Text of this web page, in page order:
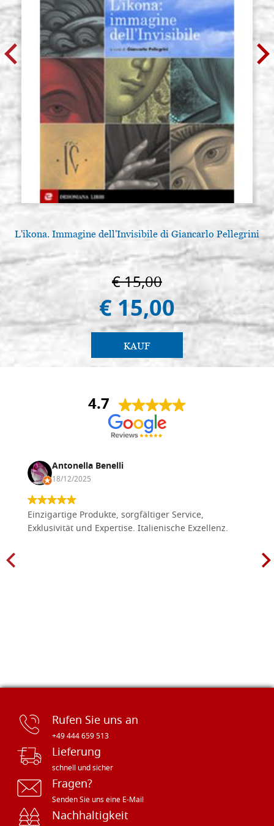
L'ikona. Immagine dell'Invisibile di Giancarlo Pellegrini
€ 15,00
€ 15,00
KAUF
4.7
Antonella Benelli
18/12/2025
Einzigartige Produkte, sorgfältiger Service,
Exklusivität und Expertise. Italienische Exzellenz.
Rufen Sie uns an
+49 444 659 513
Lieferung
schnell und sicher
Fragen?
Senden Sie uns eine E-Mail
Nachhaltigkeit